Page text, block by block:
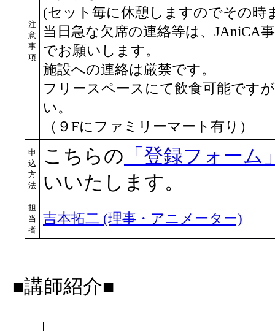
注
意
事
項
(セット毎に休憩しますのでその時
当日急な欠席の連絡等は、JAniCA事
でお願いします。
施設への連絡は厳禁です。
フリースペースにて飲食可能です
い。
（９Fにファミリーマート有り）
申
込
方
法
こちらの 「登録フォーム
いいたします。
担
当
者
吉本拓二 (理事・アニメーター)
■講師紹介■